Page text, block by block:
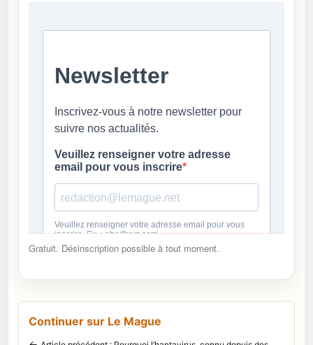
Gratuit. Désinscription possible à tout moment.
Continuer sur Le Mague